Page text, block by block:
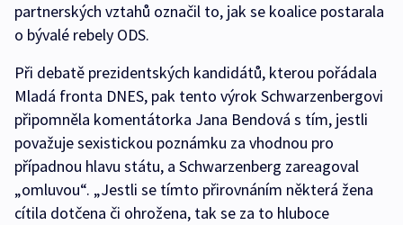
partnerských vztahů označil to, jak se koalice postarala
o bývalé rebely ODS.
Při debatě prezidentských kandidátů, kterou pořádala
Mladá fronta DNES, pak tento výrok Schwarzenbergovi
připomněla komentátorka Jana Bendová s tím, jestli
považuje sexistickou poznámku za vhodnou pro
případnou hlavu státu, a Schwarzenberg zareagoval
„omluvou“. „Jestli se tímto přirovnáním některá žena
cítila dotčena či ohrožena, tak se za to hluboce